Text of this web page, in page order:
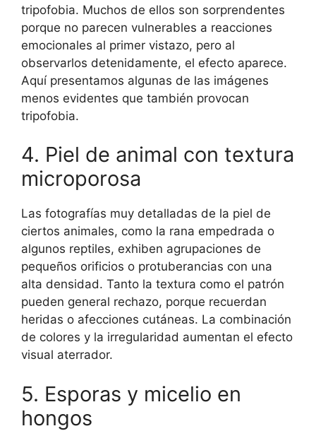
tripofobia. Muchos de ellos son sorprendentes
porque no parecen vulnerables a reacciones
emocionales al primer vistazo, pero al
observarlos detenidamente, el efecto aparece.
Aquí presentamos algunas de las imágenes
menos evidentes que también provocan
tripofobia.
4. Piel de animal con textura
microporosa
Las fotografías muy detalladas de la piel de
ciertos animales, como la rana empedrada o
algunos reptiles, exhiben agrupaciones de
pequeños orificios o protuberancias con una
alta densidad. Tanto la textura como el patrón
pueden general rechazo, porque recuerdan
heridas o afecciones cutáneas. La combinación
de colores y la irregularidad aumentan el efecto
visual aterrador.
5. Esporas y micelio en
hongos